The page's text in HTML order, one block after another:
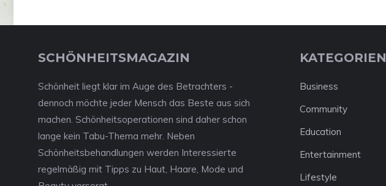
SCHÖNHEITSMAGAZIN
Schönheit liegt klar im Auge des Betrachters -
dennoch möchte jeder Mensch das Beste aus sich
machen. Schönheitsoperationen sind daher schon
lange kein Tabu-Thema mehr. Neben
Schönheitsbehandlungen werden Interessierte
regelmäßig mit Tipps zu Haut, Haare, Mode und
KATEGORIEN
Business
Community
Education
Entertainment
Lifestyle